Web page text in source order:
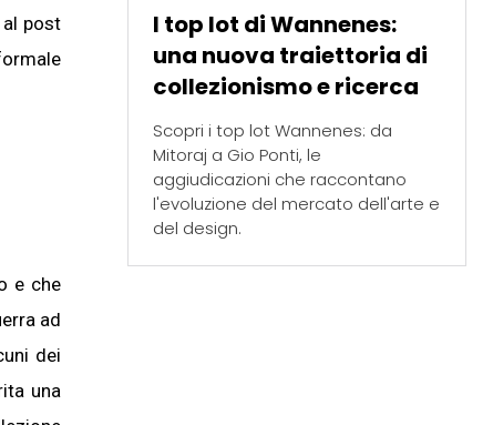
post
e che
ad
dei
una
I top lot di Wannenes:
una nuova traiettoria di
collezionismo e ricerca
Scopri i top lot Wannenes: da
Mitoraj a Gio Ponti, le
aggiudicazioni che raccontano
l'evoluzione del mercato dell'arte e
del design.